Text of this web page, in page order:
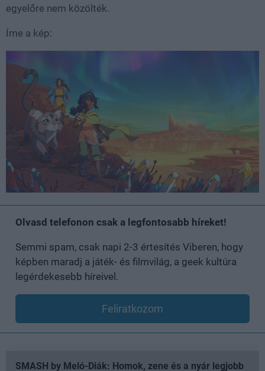
egyelőre nem közölték.
Íme a kép:
Olvasd telefonon csak a legfontosabb híreket!
Semmi spam, csak napi 2-3 értesítés Viberen, hogy
képben maradj a játék- és filmvilág, a geek kultúra
legérdekesebb híreivel.
Feliratkozom
SMASH by Meló-Diák: Homok, zene és a nyár legjobb